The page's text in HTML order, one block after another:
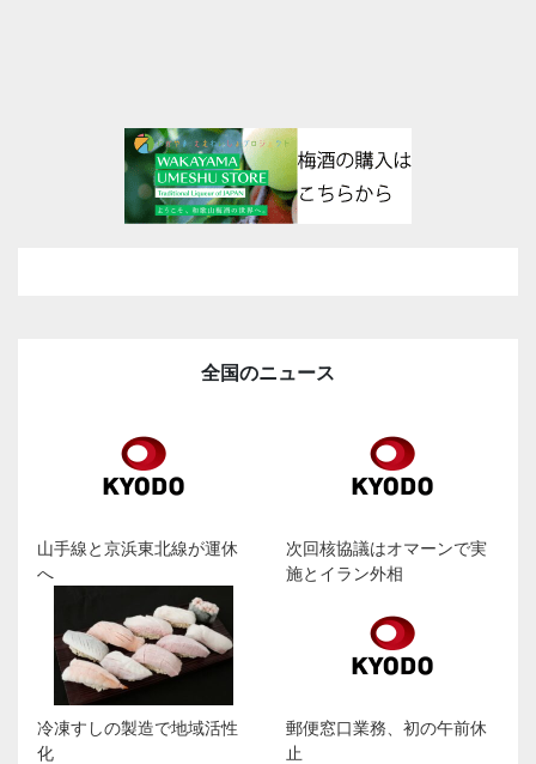
全国のニュース
山手線と京浜東北線が運休
へ
次回核協議はオマーンで実
施とイラン外相
冷凍すしの製造で地域活性
化
郵便窓口業務、初の午前休
止